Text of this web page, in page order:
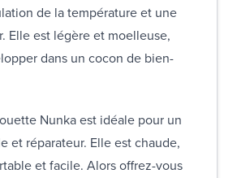
de la température et une
Elle est légère et moelleuse,
dans un cocon de bien-
Nunka est idéale pour un
et réparateur. Elle est chaude,
et facile. Alors offrez-vous